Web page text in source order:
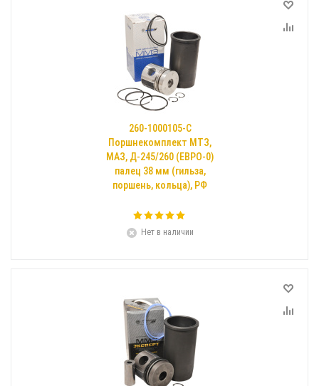
260-1000105-С
Поршнекомплект МТЗ,
МАЗ, Д-245/260 (ЕВРО-0)
палец 38 мм (гильза,
поршень, кольца), РФ
Нет в наличии